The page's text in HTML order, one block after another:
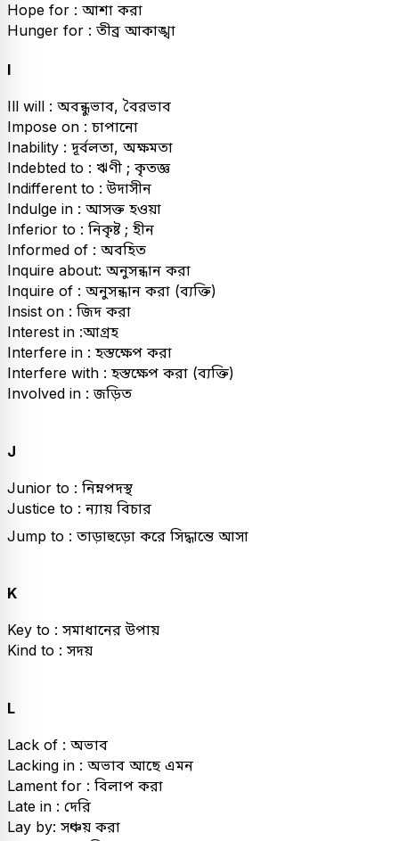
Hope for : আশা করা
Hunger for : তীব্র আকাঙ্খা
I
Ill will : অবন্ধুভাব, বৈরভাব
Impose on : চাপানো
Inability : দূর্বলতা, অক্ষমতা
Indebted to : ঋণী ; কৃতজ্ঞ
Indifferent to : উদাসীন
Indulge in : আসক্ত হওয়া
Inferior to : নিকৃষ্ট ; হীন
Informed of : অবহিত
Inquire about: অনুসন্ধান করা
Inquire of : অনুসন্ধান করা (ব্যক্তি)
Insist on : জিদ করা
Interest in :আগ্রহ
Interfere in : হস্তক্ষেপ করা
Interfere with : হস্তক্ষেপ করা (ব্যক্তি)
Involved in : জড়িত
J
Junior to : নিম্নপদস্থ
Justice to : ন্যায় বিচার
Jump to : তাড়াহুড়ো করে সিদ্ধান্তে আসা
K
Key to : সমাধানের উপায়
Kind to : সদয়
L
Lack of : অভাব
Lacking in : অভাব আছে এমন
Lament for : বিলাপ করা
Late in : দেরি
Lay by: সঞ্চয় করা